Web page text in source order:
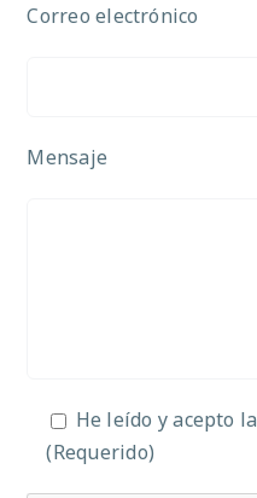
Correo electrónico
Mensaje
He leído y acepto la
(Requerido)